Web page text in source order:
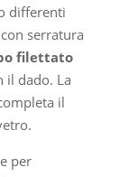
differenti
serratura
filettato
il dado. La
il
per